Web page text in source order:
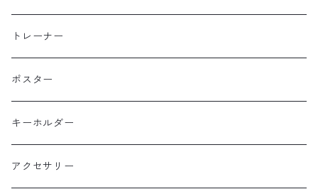
北海道
東北
上信越・尾瀬・日光・北関東
北アルプス
半袖
コットン
ポリエステル
長袖
Performance Art Wear
トレーナー
ポスター
キーホルダー
アクセサリー